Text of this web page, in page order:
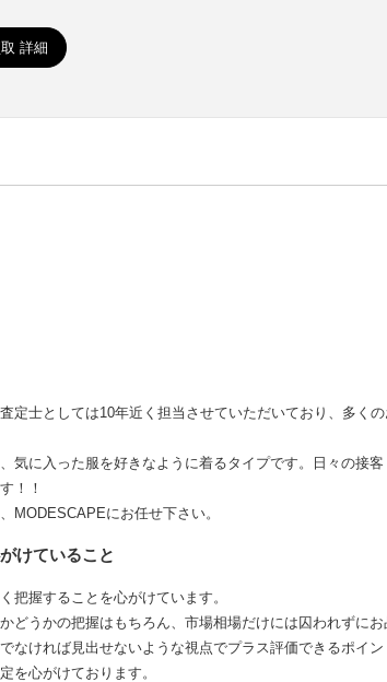
詳細
定士としては10年近く担当させていただいており、多く
気に入った服を好きなように着るタイプです。日々の接
！！
MODESCAPEにお任せ下さい。
けていること
把握することを心がけています。
どうかの把握はもちろん、市場相場だけには囚われずに
なければ見出せないような視点でプラス評価できるポイ
を心がけております。